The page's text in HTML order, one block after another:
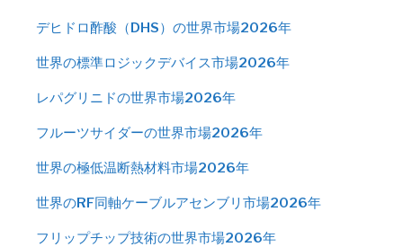
デヒドロ酢酸（DHS）の世界市場2026年
世界の標準ロジックデバイス市場2026年
レパグリニドの世界市場2026年
フルーツサイダーの世界市場2026年
世界の極低温断熱材料市場2026年
世界のRF同軸ケーブルアセンブリ市場2026年
フリップチップ技術の世界市場2026年